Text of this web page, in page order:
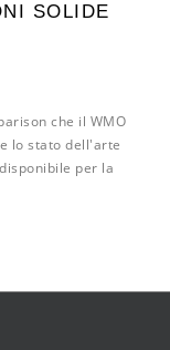
SOLIDE
che il WMO
lo stato dell'arte
per la